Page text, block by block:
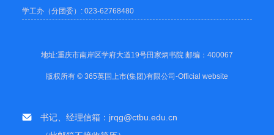
学工办（分团委）: 023-62768480
地址:重庆市南岸区学府大道19号田家炳书院 邮编：400067
版权所有 © 365英国上市(集团)有限公司-Official website
书记、经理信箱：jrqg@ctbu.edu.cn